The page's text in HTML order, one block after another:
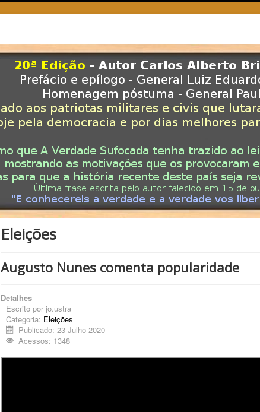
Eleições
Augusto Nunes comenta popularidade
Detalhes
Escrito por jo.ustra
Categoria: Eleições
Publicado: 23 Julho 2020
Acessos: 1348